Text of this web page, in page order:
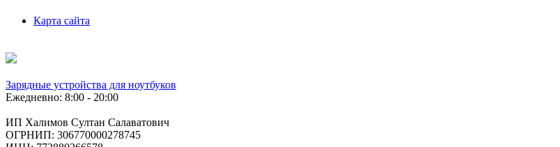
Карта сайта
Зарядные устройства для ноутбуков
Ежедневно: 8:00 - 20:00
ИП Халимов Султан Салаватович
ОГРНИП: 306770000278745